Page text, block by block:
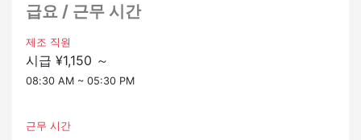
급요 / 근무 시간
제조 직원
시급 ¥1,150 ～
08:30 AM ~ 05:30 PM
근무 시간